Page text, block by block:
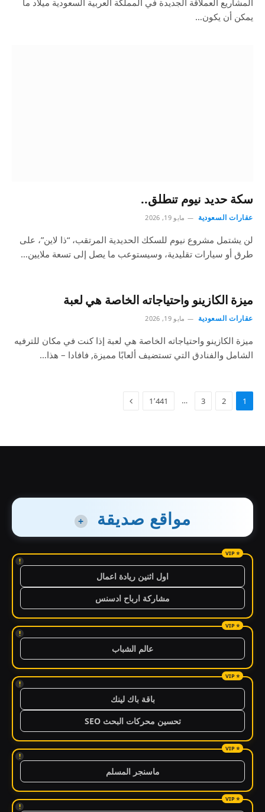
المشاريع العملاقة الجديدة في المملكة العربية السعودية ميلاد ما
يمكن أن يكون…
سكة حديد نيوم تنطلق..
عقارات السعودية مايو 19, 2026
لن يشتمل مشروع نيوم للسكك الحديدية المرتقب، “ذا لاين”، على
طرق أو سيارات تقليدية، وسيستوعب ما يصل إلى تسعة ملايين…
ميزة الكازينو واحتياجاته الخاصة هي لعبة
عقارات السعودية مايو 19, 2026
ميزة الكازينو واحتياجاته الخاصة هي لعبة إذا كنت في مكان للترفيه
الشامل والفنادق التي تستضيف ألعابًا مميزة, فافادا – هذا…
1
2
3
… 1٬441
مواقع صديقة +
!
اول اثنين ريادة اعمال
مشاركة ارباح ادسنس
!
عالم الشباب
!
باقة باك لينك
تحسين محركات البحث SEO
!
ماسنجر المسلم
!